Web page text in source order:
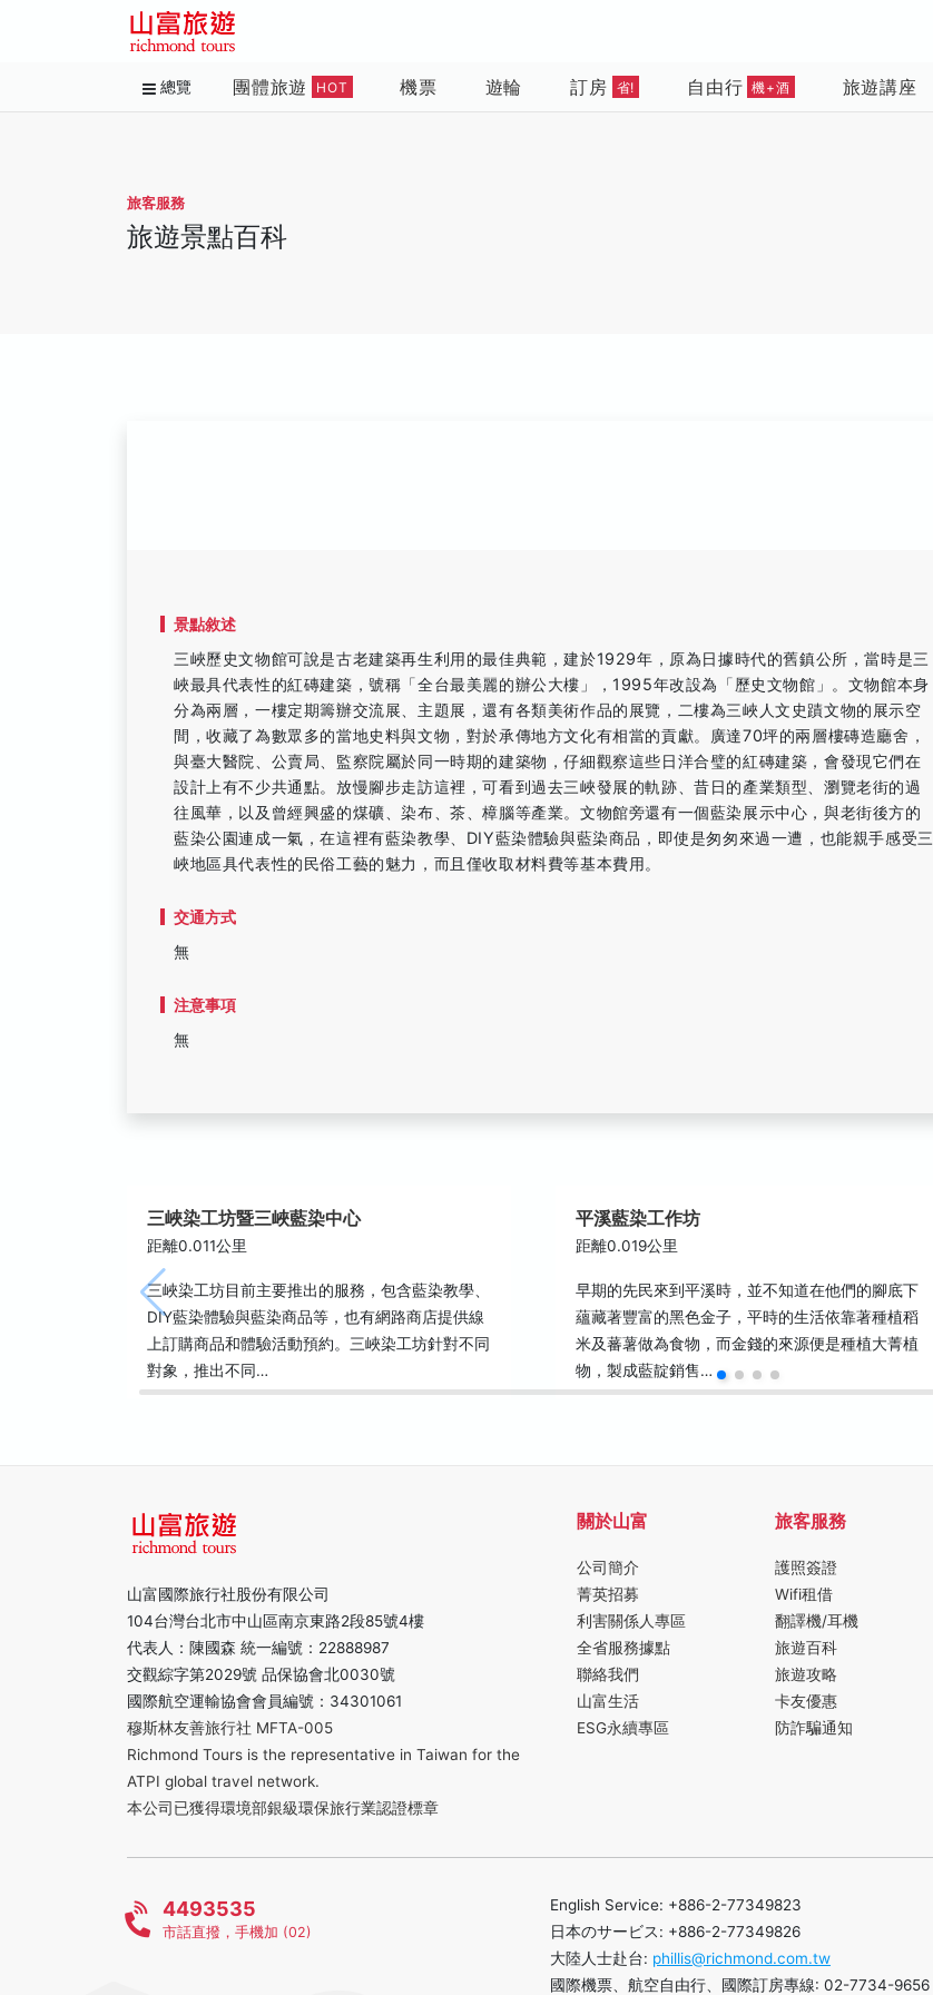
總覽 團體旅遊 HOT 機票 遊輪 訂房 省! 自由行 機+酒 旅遊講座
旅客服務
旅遊景點百科
景點敘述
三峽歷史文物館可說是古老建築再生利用的最佳典範，建於1929年，原為日據時代的舊鎮公所，當時是三
峽最具代表性的紅磚建築，號稱「全台最美麗的辦公大樓」，1995年改設為「歷史文物館」。文物館本身
分為兩層，一樓定期籌辦交流展、主題展，還有各類美術作品的展覽，二樓為三峽人文史蹟文物的展示空
間，收藏了為數眾多的當地史料與文物，對於承傳地方文化有相當的貢獻。廣達70坪的兩層樓磚造廳舍，
與臺大醫院、公賣局、監察院屬於同一時期的建築物，仔細觀察這些日洋合璧的紅磚建築，會發現它們在
設計上有不少共通點。放慢腳步走訪這裡，可看到過去三峽發展的軌跡、昔日的產業類型、瀏覽老街的過
往風華，以及曾經興盛的煤礦、染布、茶、樟腦等產業。文物館旁還有一個藍染展示中心，與老街後方的
藍染公園連成一氣，在這裡有藍染教學、DIY藍染體驗與藍染商品，即使是匆匆來過一遭，也能親手感受三
峽地區具代表性的民俗工藝的魅力，而且僅收取材料費等基本費用。
交通方式
無
注意事項
無
三峽染工坊暨三峽藍染中心
距離0.011公里
三峽染工坊目前主要推出的服務，包含藍染教學、
DIY藍染體驗與藍染商品等，也有網路商店提供線
上訂購商品和體驗活動預約。三峽染工坊針對不同
對象，推出不同…
平溪藍染工作坊
距離0.019公里
早期的先民來到平溪時，並不知道在他們的腳底下
蘊藏著豐富的黑色金子，平時的生活依靠著種植稻
米及蕃薯做為食物，而金錢的來源便是種植大菁植
物，製成藍靛銷售…
山富國際旅行社股份有限公司
104台灣台北市中山區南京東路2段85號4樓
代表人：陳國森 統一編號：22888987
交觀綜字第2029號 品保協會北0030號
國際航空運輸協會會員編號：34301061
穆斯林友善旅行社 MFTA-005
Richmond Tours is the representative in Taiwan for the
ATPI global travel network.
本公司已獲得環境部銀級環保旅行業認證標章
關於山富
公司簡介
菁英招募
利害關係人專區
全省服務據點
聯絡我們
山富生活
ESG永續專區
旅客服務
護照簽證
Wifi租借
翻譯機/耳機
旅遊百科
旅遊攻略
卡友優惠
防詐騙通知
4493535
市話直撥，手機加 (02)
English Service: +886-2-77349823
日本のサービス: +886-2-77349826
大陸人士赴台: phillis@richmond.com.tw
國際機票、航空自由行、國際訂房專線: 02-7734-9656